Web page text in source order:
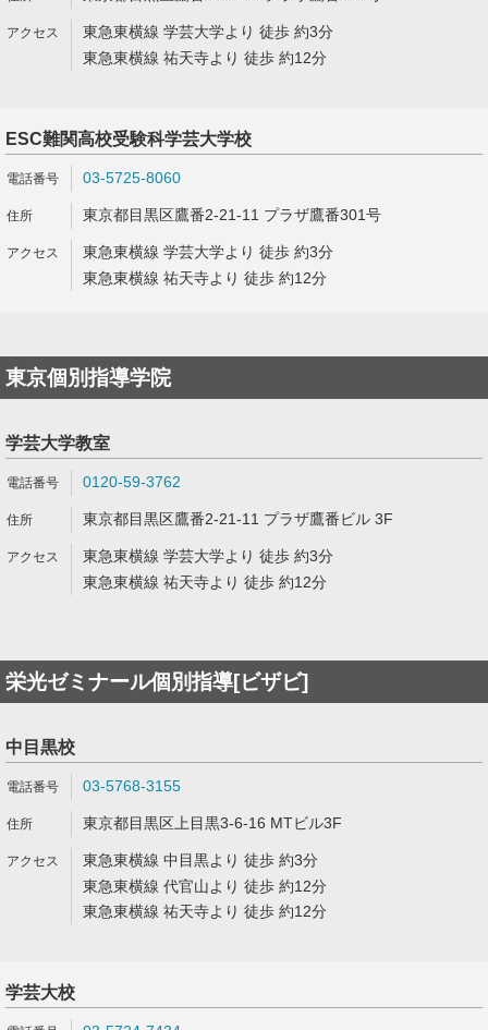
東急東横線 学芸大学より 徒歩 約3分
東急東横線 祐天寺より 徒歩 約12分
ESC難関高校受験科学芸大学校
03-5725-8060
東京都目黒区鷹番2-21-11 プラザ鷹番301号
東急東横線 学芸大学より 徒歩 約3分
東急東横線 祐天寺より 徒歩 約12分
東京個別指導学院
学芸大学教室
0120-59-3762
東京都目黒区鷹番2-21-11 プラザ鷹番ビル 3F
東急東横線 学芸大学より 徒歩 約3分
東急東横線 祐天寺より 徒歩 約12分
栄光ゼミナール個別指導[ビザビ]
中目黒校
03-5768-3155
東京都目黒区上目黒3-6-16 MTビル3F
東急東横線 中目黒より 徒歩 約3分
東急東横線 代官山より 徒歩 約12分
東急東横線 祐天寺より 徒歩 約12分
学芸大校